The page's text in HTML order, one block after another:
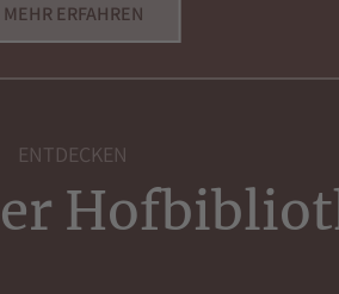
MEHR ERFAHREN
ENTDECKEN